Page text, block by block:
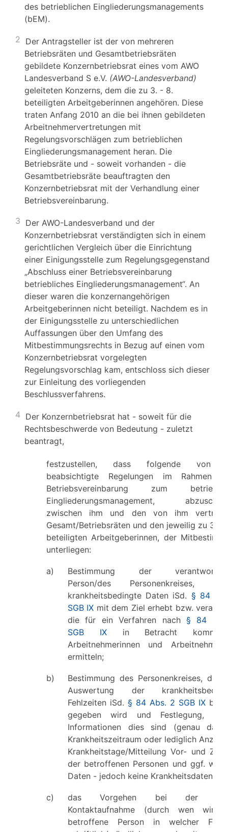
des betrieblichen Eingliederungsmanagements
(bEM).
2 Der Antragsteller ist der von mehreren
Betriebsräten und Gesamtbetriebsräten
gebildete Konzernbetriebsrat eines vom AWO
Landesverband S e.V. (AWO-Landesverband)
geleiteten Konzerns, dem die zu 3. - 8.
beteiligten Arbeitgeberinnen angehören. Diese
traten Anfang 2010 an die bei ihnen gebildeten
Arbeitnehmervertretungen mit
Regelungsvorschlägen zum betrieblichen
Eingliederungsmanagement heran. Die
Betriebsräte und - soweit vorhanden - die
Gesamtbetriebsräte beauftragten den
Konzernbetriebsrat mit der Verhandlung einer
Betriebsvereinbarung.
3 Der AWO-Landesverband und der
Konzernbetriebsrat verständigten sich in einem
gerichtlichen Vergleich über die Einrichtung
einer Einigungsstelle zum Regelungsgegenstand
„Abschluss einer Betriebsvereinbarung
betriebliches Eingliederungsmanagement“. An
dieser waren die konzernangehörigen
Arbeitgeberinnen nicht beteiligt. Nachdem es in
der Einigungsstelle zu unterschiedlichen
Auffassungen über den Umfang des
Mitbestimmungsrechts in Bezug auf einen vom
Konzernbetriebsrat vorgelegten
Regelungsvorschlag kam, entschloss sich dieser
zur Einleitung des vorliegenden
Beschlussverfahrens.
4 Der Konzernbetriebsrat hat - soweit für die
Rechtsbeschwerde von Bedeutung - zuletzt
beantragt,
festzustellen, dass folgende von
beabsichtigte Regelungen im Rahmen
Betriebsvereinbarung zum
Eingliederungsmanagement,
zwischen ihm und den von ihm
Gesamt/Betriebsräten und den jeweilig zu 3.
beteiligten Arbeitgeberinnen, der
unterliegen:
a)
Bestimmung der
Person/des Personenkreises,
krankheitsbedingte Daten iSd. § 84
SGB IX mit dem Ziel erhebt bzw.
die für ein Verfahren nach § 84
SGB IXin Betracht
Arbeitnehmerinnen und
ermitteln;
b)
Bestimmung des Personenkreises, dem
Auswertung der
Fehlzeiten iSd. § 84 Abs. 2 SGB IX
gegeben wird und Festlegung,
Informationen dies sind (genau
Krankheitszeitraum oder lediglich Anzahl
Krankheitstage/Mitteilung Vor- und
der betroffenen Personen und ggf.
Daten - jedoch keine Krankheitsdaten);
c)
das Vorgehen bei der
Kontaktaufnahme (durch wen wird
betroffene Person in welcher